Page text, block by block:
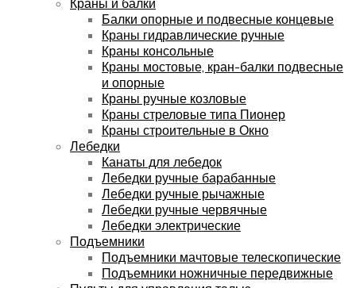
Балки опорные и подвесные концевые
Краны гидравлические ручные
Краны консольные
Краны мостовые, кран-балки подвесные
и опорные
Краны ручные козловые
Краны стреловые типа Пионер
Краны строительные в Окно
Лебедки
Канаты для лебедок
Лебедки ручные барабанные
Лебедки ручные рычажные
Лебедки ручные червячные
Лебедки электрические
Подъемники
Подъемники мачтовые телескопические
Подъемники ножничные передвижные